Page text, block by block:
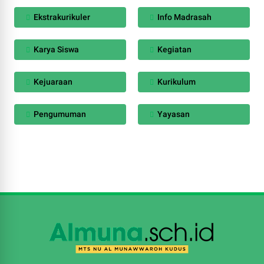
Ekstrakurikuler Info Madrasah
Karya Siswa Kegiatan
Kejuaraan Kurikulum
Pengumuman Yayasan